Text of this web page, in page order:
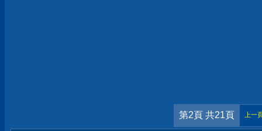
第2頁 共21頁 上一